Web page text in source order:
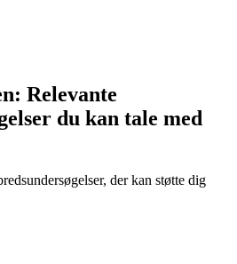
Relevante
du kan tale med
der kan støtte dig